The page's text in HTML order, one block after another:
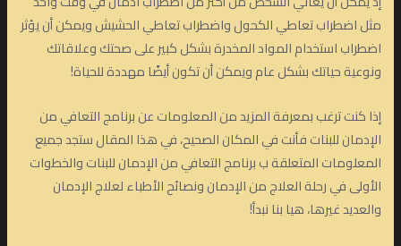
مثل اضطراب تعاطي الكحول واضطراب تعاطي الحشيش ويمكن أن يؤثر
اضطراب استخدام المواد المخدرة بشكل كبير على صحتك وعلاقاتك
ونوعية حياتك بشكل عام ويمكن أن تكون أيضًا مهددة للحياة!
إذا كنت ترغب بمعرفة المزيد من المعلومات عن برنامج التعافي من
الإدمان للبنات فأنت في المكان الصحيح، في هذا المقال ستجد جميع
المعلومات المتعلقة ب برنامج التعافي من الإدمان للبنات والخطوات
الأولى في رحلة العلاج من الإدمان ونصائح الأطباء لعلاج الإدمان
والعديد غيرها، هيا بنا نبدأ!